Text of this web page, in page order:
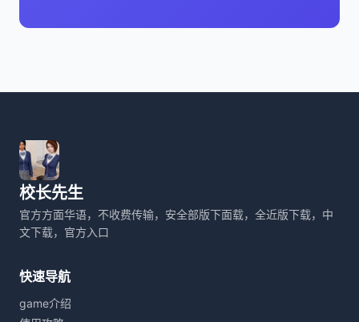
校长先生
官方方面华语，不收费传输，安全部版下面载，全近版下载，中
文下载，官方入口
快速导航
game介绍